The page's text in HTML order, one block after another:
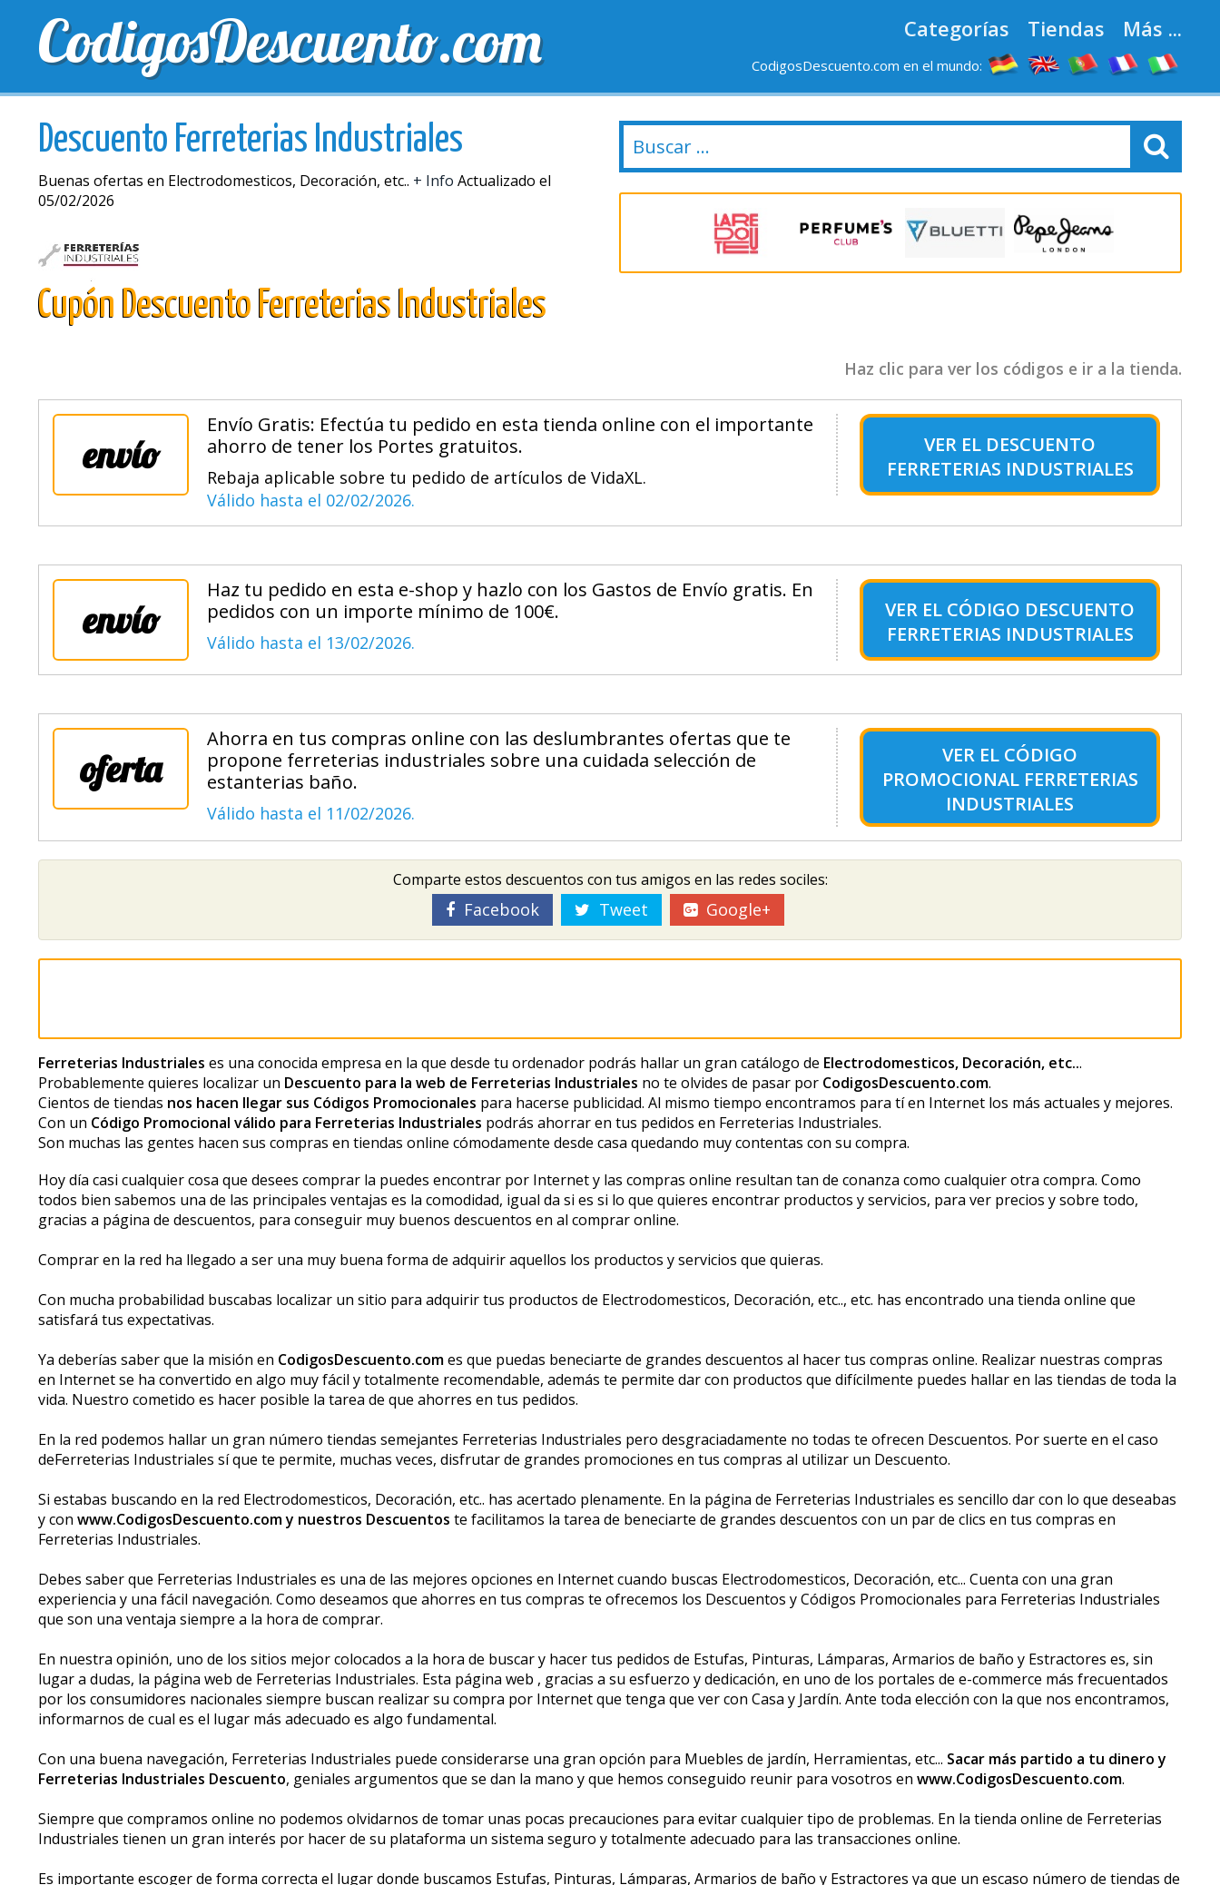
CodigosDescuento.com Categorías Tiendas Más ...
CodigosDescuento.com en el mundo:
CUPONES EXCLUSIVOS ENVIO GRÁTIS NUEVAS TIENDAS
Descuento Ferreterias Industriales
Buenas ofertas en Electrodomesticos, Decoración, etc.. + Info Actualizado el
05/02/2026
Cupón Descuento Ferreterias Industriales
Haz clic para ver los códigos e ir a la tienda.
envío
Envío Gratis: Efectúa tu pedido en esta tienda online con el importante
ahorro de tener los Portes gratuitos.
Rebaja aplicable sobre tu pedido de artículos de VidaXL.
Válido hasta el 02/02/2026.
VER EL DESCUENTO
FERRETERIAS INDUSTRIALES
envío
Haz tu pedido en esta e-shop y hazlo con los Gastos de Envío gratis. En
pedidos con un importe mínimo de 100€.
Válido hasta el 13/02/2026.
VER EL CÓDIGO DESCUENTO
FERRETERIAS INDUSTRIALES
oferta
Ahorra en tus compras online con las deslumbrantes ofertas que te
propone ferreterias industriales sobre una cuidada selección de
estanterias baño.
Válido hasta el 11/02/2026.
VER EL CÓDIGO
PROMOCIONAL FERRETERIAS
INDUSTRIALES
Comparte estos descuentos con tus amigos en las redes sociles:
Facebook Tweet Google+
Ferreterias Industriales es una conocida empresa en la que desde tu ordenador podrás hallar un gran catálogo de Electrodomesticos, Decoración, etc...
Probablemente quieres localizar un Descuento para la web de Ferreterias Industriales no te olvides de pasar por CodigosDescuento.com.
Cientos de tiendas nos hacen llegar sus Códigos Promocionales para hacerse publicidad. Al mismo tiempo encontramos para tí en Internet los más actuales y mejores.
Con un Código Promocional válido para Ferreterias Industriales podrás ahorrar en tus pedidos en Ferreterias Industriales.
Son muchas las gentes hacen sus compras en tiendas online cómodamente desde casa quedando muy contentas con su compra.
Hoy día casi cualquier cosa que desees comprar la puedes encontrar por Internet y las compras online resultan tan de confianza como cualquier otra compra. Como
todos bien sabemos una de las principales ventajas es la comodidad, igual da si es si lo que quieres encontrar productos y servicios, para ver precios y sobre todo,
gracias a página de descuentos, para conseguir muy buenos descuentos en al comprar online.
Comprar en la red ha llegado a ser una muy buena forma de adquirir aquellos los productos y servicios que quieras.
Con mucha probabilidad buscabas localizar un sitio para adquirir tus productos de Electrodomesticos, Decoración, etc.., etc. has encontrado una tienda online que
satisfará tus expectativas.
Ya deberías saber que la misión en CodigosDescuento.comes que puedas beneficiarte de grandes descuentos al hacer tus compras online. Realizar nuestras compras
en Internet se ha convertido en algo muy fácil y totalmente recomendable, además te permite dar con productos que difícilmente puedes hallar en las tiendas de toda la
vida. Nuestro cometido es hacer posible la tarea de que ahorres en tus pedidos.
En la red podemos hallar un gran número tiendas semejantes Ferreterias Industriales pero desgraciadamente no todas te ofrecen Descuentos. Por suerte en el caso
deFerreterias Industriales sí que te permite, muchas veces, disfrutar de grandes promociones en tus compras al utilizar un Descuento.
Si estabas buscando en la red Electrodomesticos, Decoración, etc.. has acertado plenamente. En la página de Ferreterias Industriales es sencillo dar con lo que deseabas
y con www.CodigosDescuento.com y nuestros Descuentos te facilitamos la tarea de beneficiarte de grandes descuentos con un par de clics en tus compras en
Ferreterias Industriales.
Debes saber que Ferreterias Industriales es una de las mejores opciones en Internet cuando buscas Electrodomesticos, Decoración, etc... Cuenta con una gran
experiencia y una fácil navegación. Como deseamos que ahorres en tus compras te ofrecemos los Descuentos y Códigos Promocionales para Ferreterias Industriales
que son una ventaja siempre a la hora de comprar.
En nuestra opinión, uno de los sitios mejor colocados a la hora de buscar y hacer tus pedidos de Estufas, Pinturas, Lámparas, Armarios de baño y Estractores es, sin
lugar a dudas, la página web de Ferreterias Industriales. Esta página web , gracias a su esfuerzo y dedicación, en uno de los portales de e-commerce más frecuentados
por los consumidores nacionales siempre buscan realizar su compra por Internet que tenga que ver con Casa y Jardín. Ante toda elección con la que nos encontramos,
informarnos de cual es el lugar más adecuado es algo fundamental.
Con una buena navegación, Ferreterias Industriales puede considerarse una gran opción para Muebles de jardín, Herramientas, etc... Sacar más partido a tu dinero y
Ferreterias Industriales Descuento, geniales argumentos que se dan la mano y que hemos conseguido reunir para vosotros en www.CodigosDescuento.com.
Siempre que compramos online no podemos olvidarnos de tomar unas pocas precauciones para evitar cualquier tipo de problemas. En la tienda online de Ferreterias
Industriales tienen un gran interés por hacer de su plataforma un sistema seguro y totalmente adecuado para las transacciones online.
Es importante escoger de forma correcta el lugar donde buscamos Estufas, Pinturas, Lámparas, Armarios de baño y Estractores ya que un escaso número de tiendas de